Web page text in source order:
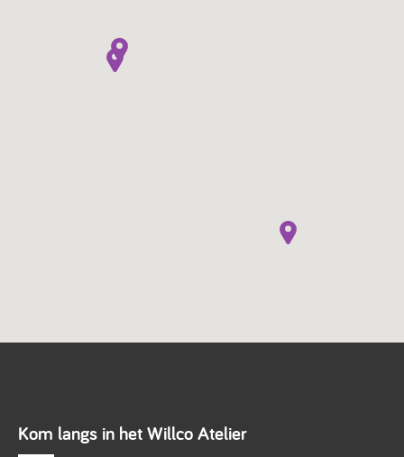
Kom langs in het Willco Atelier